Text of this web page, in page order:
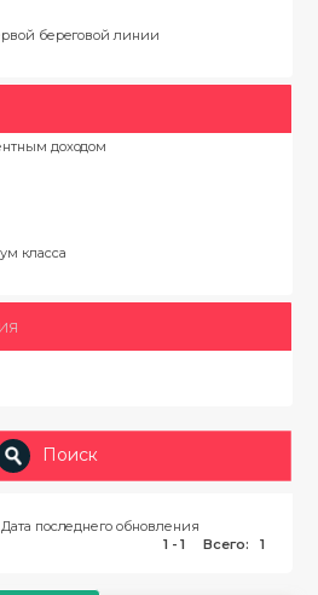
береговой линии
доходом
класса
Поиск
Дата последнего обновления
1 - 1
Всего: 1